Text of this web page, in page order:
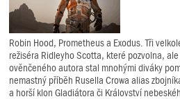
Robin Hood, Prometheus a Exodus. Tři
režiséra Ridleyho Scotta, které pozvolna,
ověnčeného autora stal mnohými diváky
nemastný příběh Rusella Crowa alias
a horší klon Gladiátora či Království